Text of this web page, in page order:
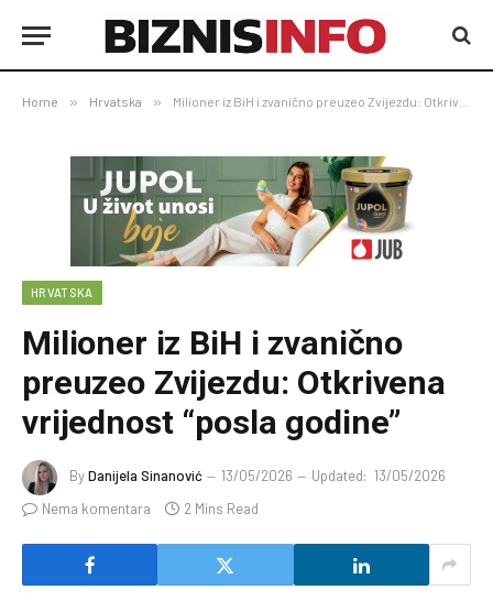
Home » Hrvatska » Milioner iz BiH i zvanično preuzeo Zvijezdu: Otkrivena vrijednost “posla godine”
HRVATSKA
Milioner iz BiH i zvanično
preuzeo Zvijezdu: Otkrivena
vrijednost “posla godine”
ByDanijela Sinanović 13/05/2026 Updated: 13/05/2026
Nema komentara
2 Mins Read